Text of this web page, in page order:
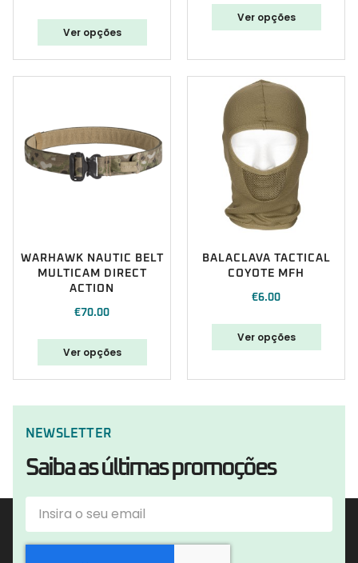
Ver opções
Ver opções
WARHAWK NAUTIC BELT
MULTICAM DIRECT
ACTION
€70.00
Ver opções
BALACLAVA TACTICAL
COYOTE MFH
€6.00
Ver opções
NEWSLETTER
Saiba as últimas promoções